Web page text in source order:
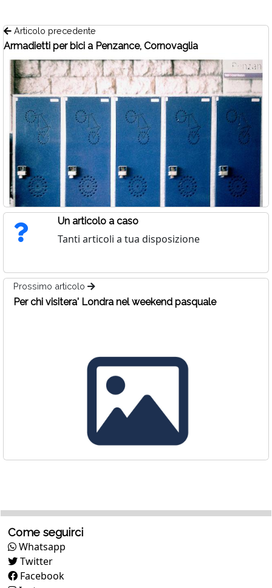
Articolo precedente
Armadietti per bici a Penzance, Cornovaglia
Un articolo a caso
Tanti articoli a tua disposizione
Prossimo articolo
Per chi visitera' Londra nel weekend pasquale
Come seguirci
Whatsapp
Twitter
Facebook